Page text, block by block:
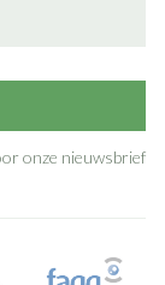
onze nieuwsbrief